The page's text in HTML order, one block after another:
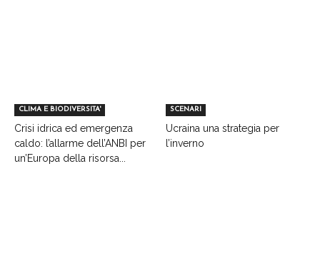
CLIMA E BIODIVERSITA'
Crisi idrica ed emergenza
caldo: l’allarme dell’ANBI per
un’Europa della risorsa...
SCENARI
Ucraina una strategia per
l’inverno